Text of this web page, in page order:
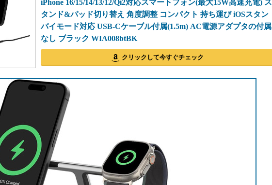
iPhone 16/15/14/13/12/Qi2対応スマートフォン(最大15W高速充電) ス
タンド&パッド切り替え 角度調整 コンパクト 持ち運び iOSスタン
バイモード対応 USB-Cケーブル付属(1.5m) AC電源アダプタの付属
なし ブラック WIA008btBK
クリックして今すぐチェック